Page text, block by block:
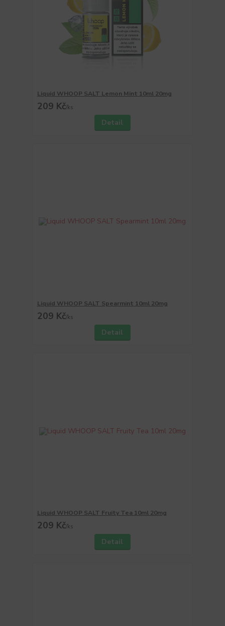
Liquid WHOOP SALT Lemon Mint 10ml 20mg
209 Kč/ks
Detail
Liquid WHOOP SALT Spearmint 10ml 20mg
209 Kč/ks
Detail
Liquid WHOOP SALT Fruity Tea 10ml 20mg
209 Kč/ks
Detail